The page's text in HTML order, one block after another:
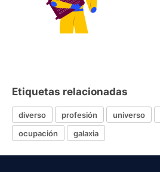
Etiquetas relacionadas
diverso profesión universo
ocupación
galaxia